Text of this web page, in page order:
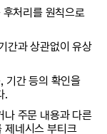
처리를 원칙으로
간과 상관없이 유상
기간 등의 확인을
.
나 주문 내용과 다른
제네시스 부티크